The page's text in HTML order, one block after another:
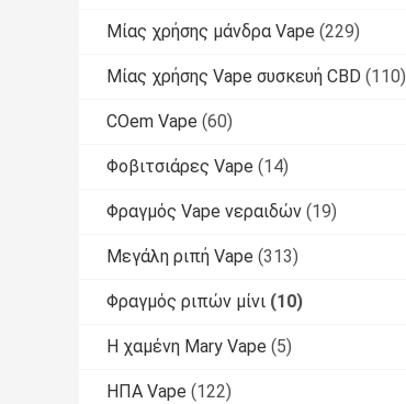
Μίας χρήσης μάνδρα Vape (229)
Μίας χρήσης Vape συσκευή CBD (110)
COem Vape (60)
Φοβιτσιάρες Vape (14)
Φραγμός Vape νεραιδών (19)
Μεγάλη ριπή Vape (313)
Φραγμός ριπών μίνι (10)
Η χαμένη Mary Vape (5)
ΗΠΑ Vape (122)